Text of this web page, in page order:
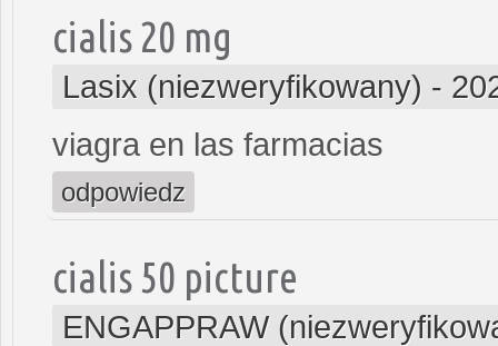
cialis 20 mg
Lasix (niezweryfikowany) -
viagra en las farmacias
odpowiedz
cialis 50 picture
ENGAPPRAW